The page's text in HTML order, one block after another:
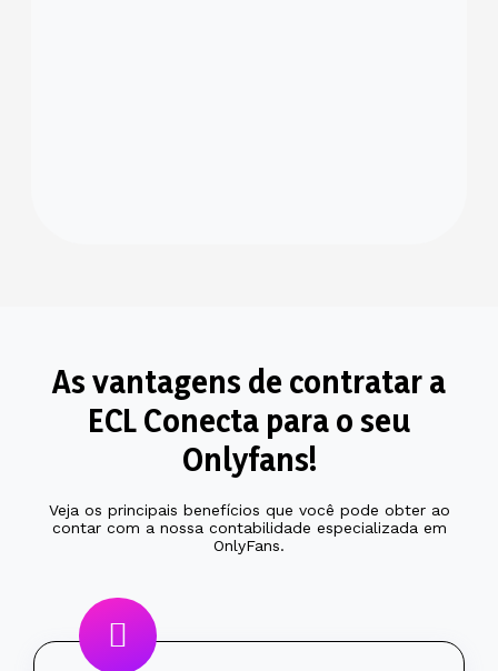
As vantagens de contratar a
ECL Conecta para o seu
Onlyfans!
Veja os principais benefícios que você pode obter ao
contar com a nossa contabilidade especializada em
OnlyFans.